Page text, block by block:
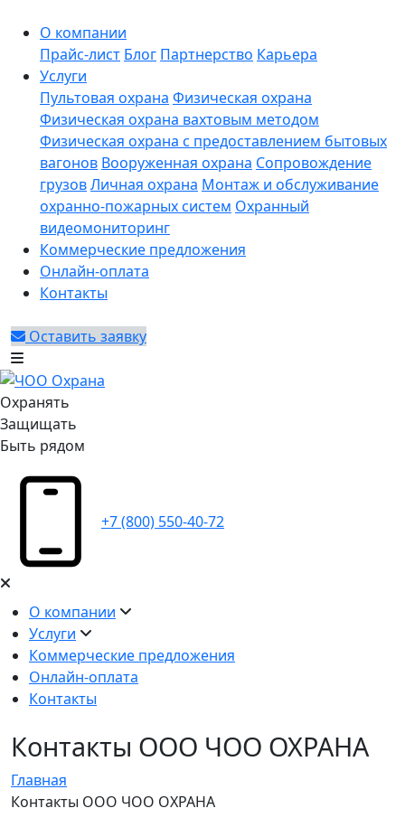
О компании
Прайс-лист Блог Партнерство Карьера
Услуги
Пультовая охрана Физическая охрана
Физическая охрана вахтовым методом
Физическая охрана с предоставлением бытовых
вагонов Вооруженная охрана Сопровождение
грузовЛичная охрана Монтаж и обслуживание
охранно-пожарных систем Охранный
видеомониторинг
Коммерческие предложения
Онлайн-оплата
Контакты
Оставить заявку
Охранять
Защищать
Быть рядом
+7 (800) 550-40-72
О компании
Услуги
Коммерческие предложения
Онлайн-оплата
Контакты
Контакты ООО ЧОО ОХРАНА
Главная
Контакты ООО ЧОО ОХРАНА